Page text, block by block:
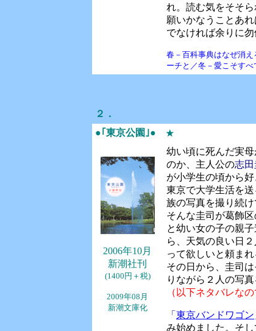
れ。読む気をそそら
願いかなうことあ
でなければ余りに勿
春－百科事典はなぜ消
ーチと／冬－愛こそすべ
２．
●｢東京公園｣●
★
2006年10月
新潮社刊
(1400円＋税)
2009年08月
新潮文庫化
幼い頃に死んだ実
のか、主人公の志田
が小学生の頃から好
東京で大学生活を
族の写真を撮り続け
そんな圭司が葛飾
と幼い女の子の親
ら、天気の良い日
って欲しいと頼まれ
その日から、圭司
りながら２人の写
（以下ネタバレな
「東京バンドワゴン
み始めました。そ